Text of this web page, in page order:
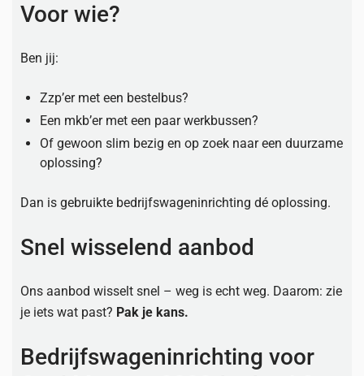
Voor wie?
Ben jij:
Zzp’er met een bestelbus?
Een mkb’er met een paar werkbussen?
Of gewoon slim bezig en op zoek naar een duurzame
oplossing?
Dan is gebruikte bedrijfswageninrichting dé oplossing.
Snel wisselend aanbod
Ons aanbod wisselt snel – weg is echt weg. Daarom: zie
je iets wat past? Pak je kans.
Bedrijfswageninrichting voor